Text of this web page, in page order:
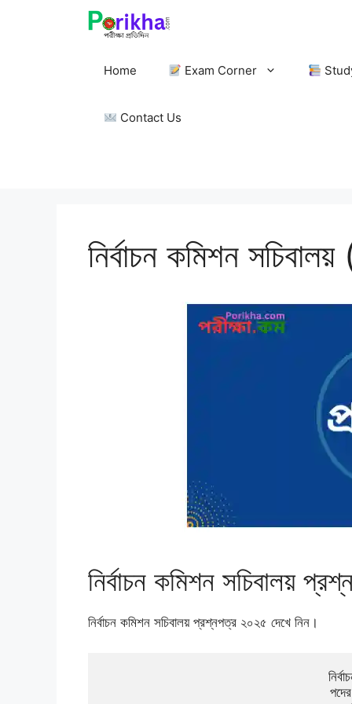
Home Exam Corner
Contact Us
নির্বাচন কমিশন
নির্বাচন কমিশন সচিবালয়
নির্বাচন কমিশন সচিবালয় প্রশ্নপত্র ২০২৫ দেখে নিন।